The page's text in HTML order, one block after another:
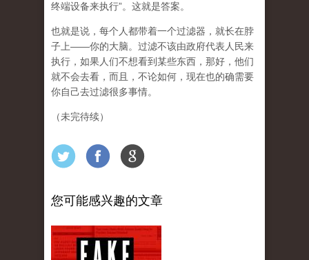
终端设备来执行”。这就是答案。
也就是说，每个人都带着一个过滤器，就长在脖
子上——你的大脑。过滤不该由政府代表人民来
执行，如果人们不想看到某些东西，那好，他们
就不会去看，而且，不论如何，现在也的确需要
你自己去过滤很多事情。
（未完待续）
您可能感兴趣的文章